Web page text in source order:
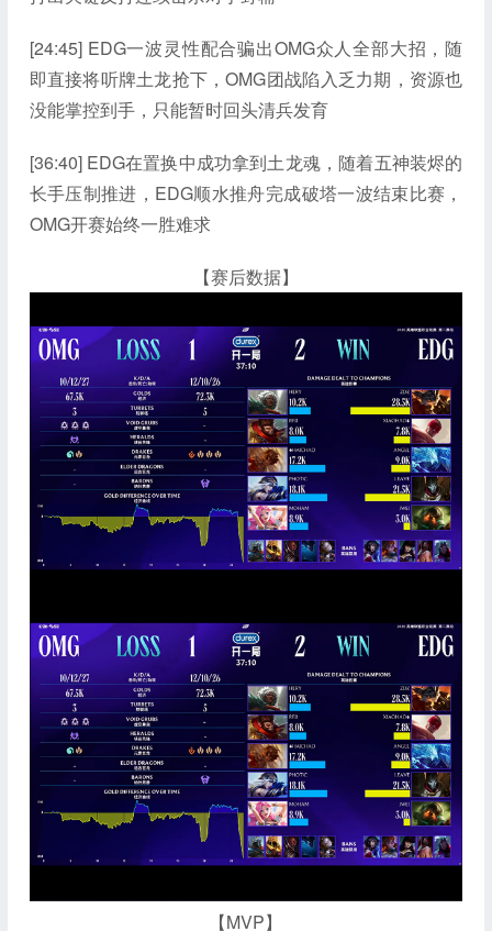
[24:45] EDG一波灵性配合骗出OMG众人全部大招，随
即直接将听牌土龙抢下，OMG团战陷入乏力期，资源也
没能掌控到手，只能暂时回头清兵发育
[36:40] EDG在置换中成功拿到土龙魂，随着五神装烬的
长手压制推进，EDG顺水推舟完成破塔一波结束比赛，
OMG开赛始终一胜难求
【赛后数据】
【MVP】